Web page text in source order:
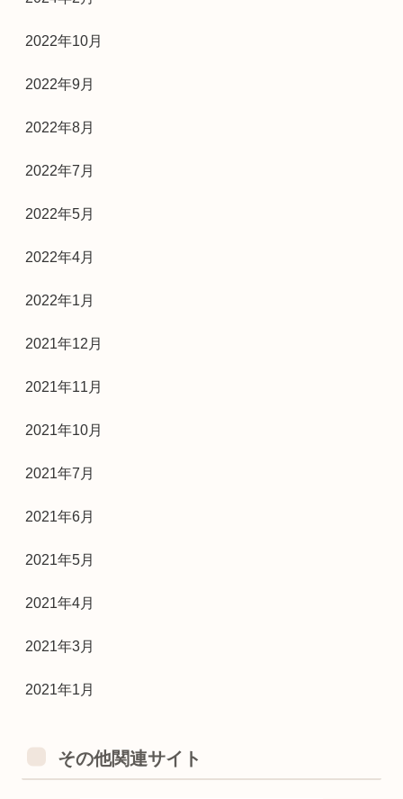
2022年10月
2022年9月
2022年8月
2022年7月
2022年5月
2022年4月
2022年1月
2021年12月
2021年11月
2021年10月
2021年7月
2021年6月
2021年5月
2021年4月
2021年3月
2021年1月
その他関連サイト